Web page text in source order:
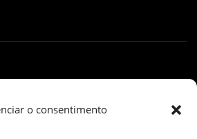
o consentimento